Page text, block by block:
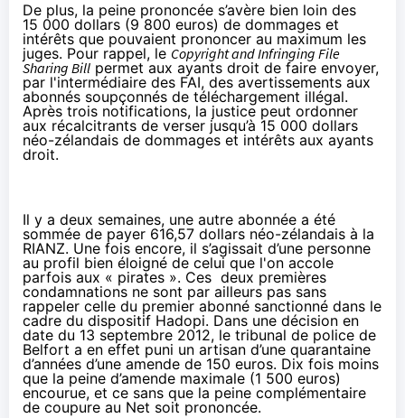
De plus, la peine prononcée s’avère bien loin des
15 000 dollars (9 800 euros) de dommages et
intérêts que pouvaient prononcer au maximum les
juges. Pour rappel, le Copyright and Infringing File
Sharing Bill permet aux ayants droit de faire envoyer,
par l'intermédiaire des FAI, des avertissements aux
abonnés soupçonnés de téléchargement illégal.
Après trois notifications, la justice peut ordonner
aux récalcitrants de verser jusqu’à 15 000 dollars
néo-zélandais de dommages et intérêts aux ayants
droit.
Il y a deux semaines, une autre abonnée a été
sommée de payer 616,57 dollars néo-zélandais à la
RIANZ. Une fois encore, il s’agissait d’une personne
au profil bien éloigné de celui que l'on accole
parfois aux « pirates ». Ces deux premières
condamnations ne sont par ailleurs pas sans
rappeler celle du premier abonné sanctionné dans le
cadre du dispositif Hadopi. Dans une décision en
date du 13 septembre 2012, le tribunal de police de
Belfort a en effet puni un artisan d’une quarantaine
d’années d’une amende de 150 euros. Dix fois moins
que la peine d’amende maximale (1 500 euros)
encourue, et ce sans que la peine complémentaire
de coupure au Net soit prononcée.